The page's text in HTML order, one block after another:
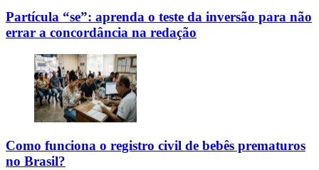
Partícula “se”: aprenda o teste da inversão para não
errar a concordância na redação
Como funciona o registro civil de bebês prematuros
no Brasil?